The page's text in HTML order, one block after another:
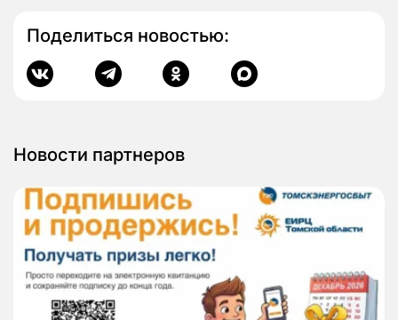
Поделиться новостью:
Новости партнеров